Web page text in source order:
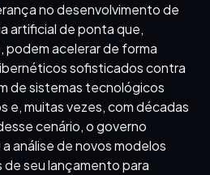
no desenvolvimento de
artificial de ponta que,
podem acelerar de forma
sofisticados contra
de sistemas tecnológicos
e, muitas vezes, com décadas
cenário, o governo
análise de novos modelos
seu lançamento para